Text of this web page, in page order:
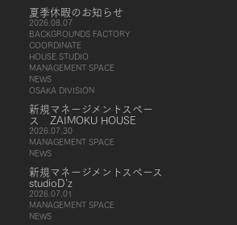
夏季休暇のお知らせ
2026.08.07
BACKGROUNDS FACTORY
COORDINATE
HOUSE STUDIO
MANAGEMENT SPACE
NEWS
OSAKA DIVISION
新規マネージメントスペー
ス ZAIMOKU HOUSE
2026.07.30
MANAGEMENT SPACE
NEWS
新規マネージメントスペース
studioD’z
2026.07.01
MANAGEMENT SPACE
NEWS